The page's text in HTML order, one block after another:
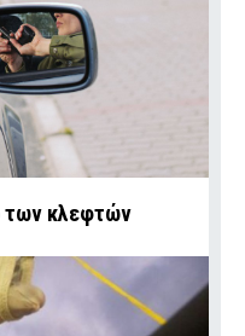
των κλεφτών